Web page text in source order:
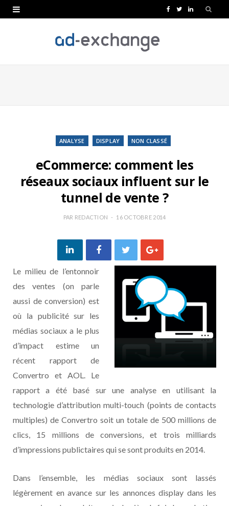
e
T
t
L
k
ANALYSE DISPLAY NON CLASSÉ
eCommerce: comment les
réseaux sociaux influent sur le
tunnel de vente ?
PAR REDACTION 16 OCTOBRE 2014
Le milieu de l’entonnoir
des ventes (on parle
aussi de conversion) est
où la publicité sur les
médias sociaux a le plus
d’impact estime un
récent rapport de
Convertro et AOL. Le
rapport a été basé sur une analyse en utilisant la
technologie d’attribution multi-touch (points de contacts
multiples) de Convertro soit un totale de 500 millions de
clics, 15 millions de conversions, et trois milliards
d’impressions publictaires qui se sont produits en 2014.
Dans l’ensemble, les médias sociaux sont lassés
légèrement en avance sur les annonces display dans les